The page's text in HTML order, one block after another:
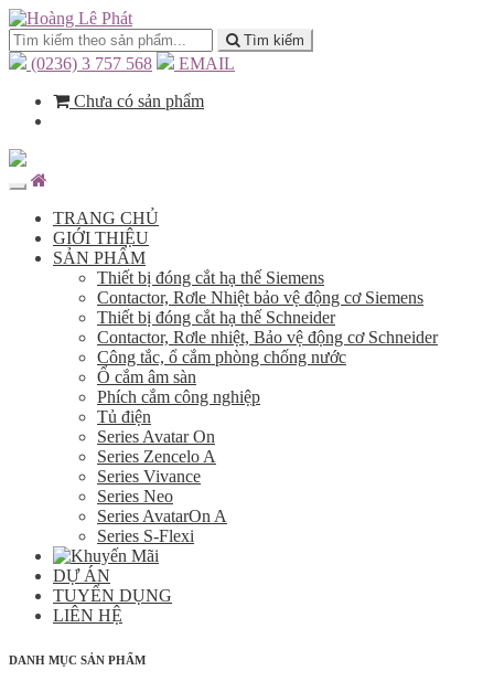
Tìm kiếm
(0236) 3 757 568
EMAIL
Chưa có sản phẩm
TRANG CHỦ
GIỚI THIỆU
SẢN PHẨM
Thiết bị đóng cắt hạ thế Siemens
Contactor, Rơle Nhiệt bảo vệ động cơ Siemens
Thiết bị đóng cắt hạ thế Schneider
Contactor, Rơle nhiệt, Bảo vệ động cơ Schneider
Công tắc, ổ cắm phòng chống nước
Ổ cắm âm sàn
Phích cắm công nghiệp
Tủ điện
Series Avatar On
Series Zencelo A
Series Vivance
Series Neo
Series AvatarOn A
Series S-Flexi
DỰ ÁN
TUYỂN DỤNG
LIÊN HỆ
DANH MỤC SẢN PHẨM